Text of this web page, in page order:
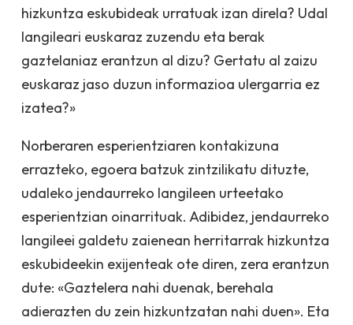
hizkuntza eskubideak urratuak izan direla? Udal
langileari euskaraz zuzendu eta berak
gaztelaniaz erantzun al dizu? Gertatu al zaizu
euskaraz jaso duzun informazioa ulergarria ez
izatea?»
Norberaren esperientziaren kontakizuna
errazteko, egoera batzuk zintzilikatu dituzte,
udaleko jendaurreko langileen urteetako
esperientzian oinarrituak. Adibidez, jendaurreko
langileei galdetu zaienean herritarrak hizkuntza
eskubideekin exijenteak ote diren, zera erantzun
dute: «Gaztelera nahi duenak, berehala
adierazten du zein hizkuntzatan nahi duen». Eta